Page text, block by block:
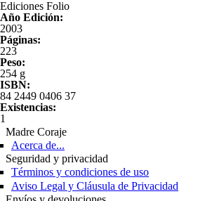
Ediciones Folio
Año Edición:
2003
Páginas:
223
Peso:
254 g
ISBN:
84 2449 0406 37
Existencias:
1
Madre Coraje
Acerca de...
Seguridad y privacidad
Términos y condiciones de uso
Aviso Legal y Cláusula de Privacidad